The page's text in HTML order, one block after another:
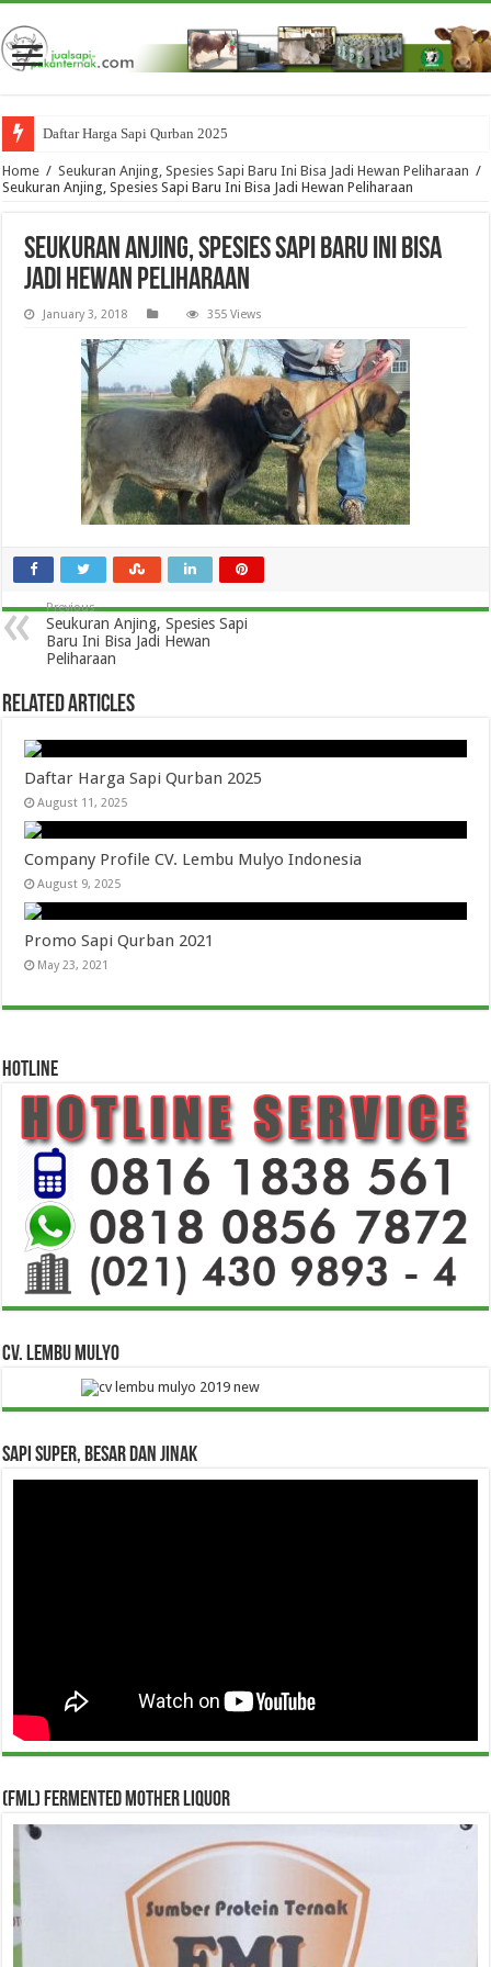
Daftar Harga Sapi Qurban 2025
Home / Seukuran Anjing, Spesies Sapi Baru Ini Bisa Jadi Hewan Peliharaan /
Seukuran Anjing, Spesies Sapi Baru Ini Bisa Jadi Hewan Peliharaan
Seukuran Anjing, Spesies Sapi Baru Ini Bisa
Jadi Hewan Peliharaan
January 3, 2018 355 Views
Previous
Seukuran Anjing, Spesies Sapi
Baru Ini Bisa Jadi Hewan
Peliharaan
Related Articles
Daftar Harga Sapi Qurban 2025
August 11, 2025
Company Profile CV. Lembu Mulyo Indonesia
August 9, 2025
Promo Sapi Qurban 2021
May 23, 2021
HOTLINE
CV. Lembu Mulyo
Sapi Super, Besar dan Jinak
(FML) Fermented Mother Liquor